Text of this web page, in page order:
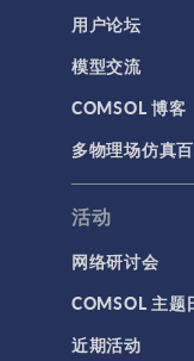
API
代理模型
仿真 App
基于方程建
安装与许
建模工具和
用户论坛
模型交流
COMSOL 博客
多物理场仿真
活动
网络研讨会
COMSOL 主题
近期活动